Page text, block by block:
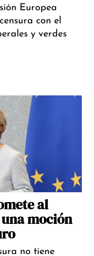
Europea
con el
y verdes
al
moción
no tiene